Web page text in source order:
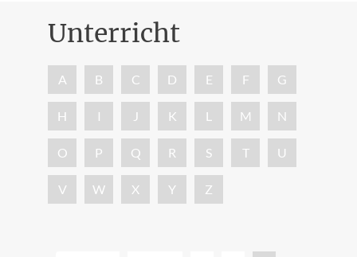
Unterricht
A B C D E F G
H I J K L M N
O P Q R S T U
V W X Y Z